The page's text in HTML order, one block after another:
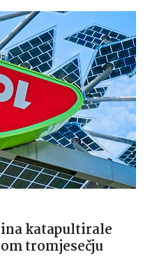
katapultirale
tromjesečju